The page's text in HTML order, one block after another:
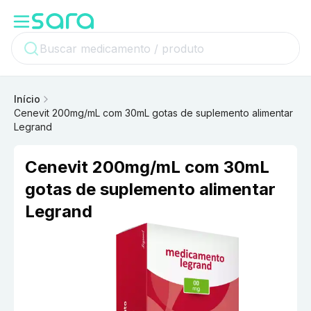
Início
Cenevit 200mg/mL com 30mL gotas de suplemento alimentar
Legrand
Cenevit 200mg/mL com 30mL
gotas de suplemento alimentar
Legrand